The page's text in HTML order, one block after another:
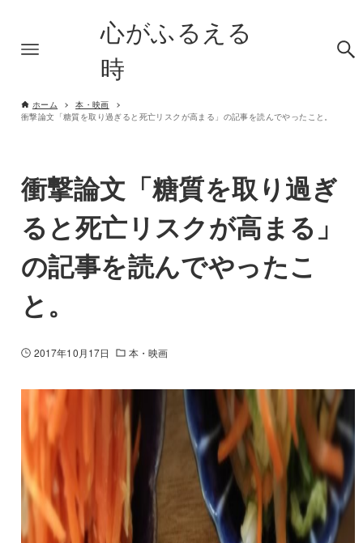
心がふるえる
時
ホーム
本・映画
衝撃論文「糖質を取り過ぎると死亡リスクが高まる」の記事を読んでやったこと。
衝撃論文「糖質を取り過ぎ
ると死亡リスクが高まる」
の記事を読んでやったこ
と。
2017年10月17日 本・映画